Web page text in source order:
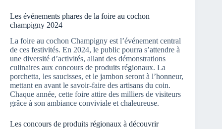
Les événements phares de la foire au cochon
champigny 2024
La foire au cochon Champigny est l’événement central
de ces festivités. En 2024, le public pourra s’attendre à
une diversité d’activités, allant des démonstrations
culinaires aux concours de produits régionaux. La
porchetta, les saucisses, et le jambon seront à l’honneur,
mettant en avant le savoir-faire des artisans du coin.
Chaque année, cette foire attire des milliers de visiteurs
grâce à son ambiance conviviale et chaleureuse.
Les concours de produits régionaux à découvrir